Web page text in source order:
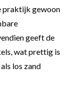
praktijk gewoon
geeft de
wat prettig is
los zand